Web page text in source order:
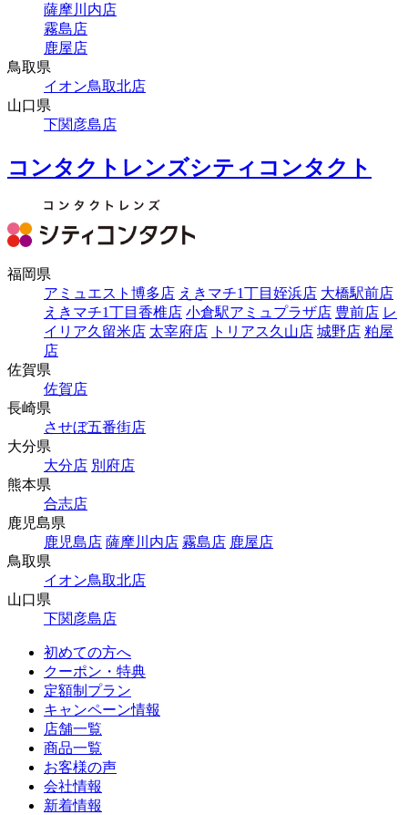
薩摩川内店
霧島店
鹿屋店
鳥取県
イオン鳥取北店
山口県
下関彦島店
コンタクトレンズシティコンタクト
福岡県
アミュエスト博多店 えきマチ1丁目姪浜店 大橋駅前店
えきマチ1丁目香椎店 小倉駅アミュプラザ店 豊前店 レ
イリア久留米店 太宰府店 トリアス久山店 城野店 粕屋
店
佐賀県
佐賀店
長崎県
させぼ五番街店
大分県
大分店 別府店
熊本県
合志店
鹿児島県
鹿児島店 薩摩川内店 霧島店 鹿屋店
鳥取県
イオン鳥取北店
山口県
下関彦島店
初めての方へ
クーポン・特典
定額制プラン
キャンペーン情報
店舗一覧
商品一覧
お客様の声
会社情報
新着情報